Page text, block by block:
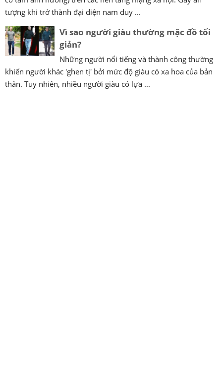
tượng khi trở thành đại diện nam duy ...
Vì sao người giàu thường mặc đồ tối
giản?
Những người nổi tiếng và thành công thường
khiến người khác 'ghen tị' bởi mức độ giàu có xa hoa của bản
thân. Tuy nhiên, nhiều người giàu có lựa ...